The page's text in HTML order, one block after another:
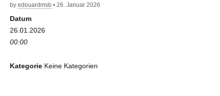
by edouardmsb • 26. Januar 2026
Datum
26.01.2026
00:00
Kategorie Keine Kategorien